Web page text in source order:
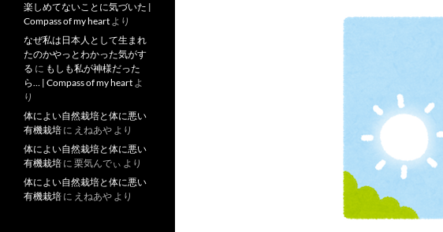
楽しめてないことに気づいた |
Compass of my heart より
なぜ私は日本人として生まれ
たのかやっとわかった気がす
る に もしも私が神様だった
ら… | Compass of my heart よ
り
体によい自然栽培と体に悪い
有機栽培 に えねあや より
体によい自然栽培と体に悪い
有機栽培 に 栗気んでぃ より
体によい自然栽培と体に悪い
有機栽培 に えねあや より